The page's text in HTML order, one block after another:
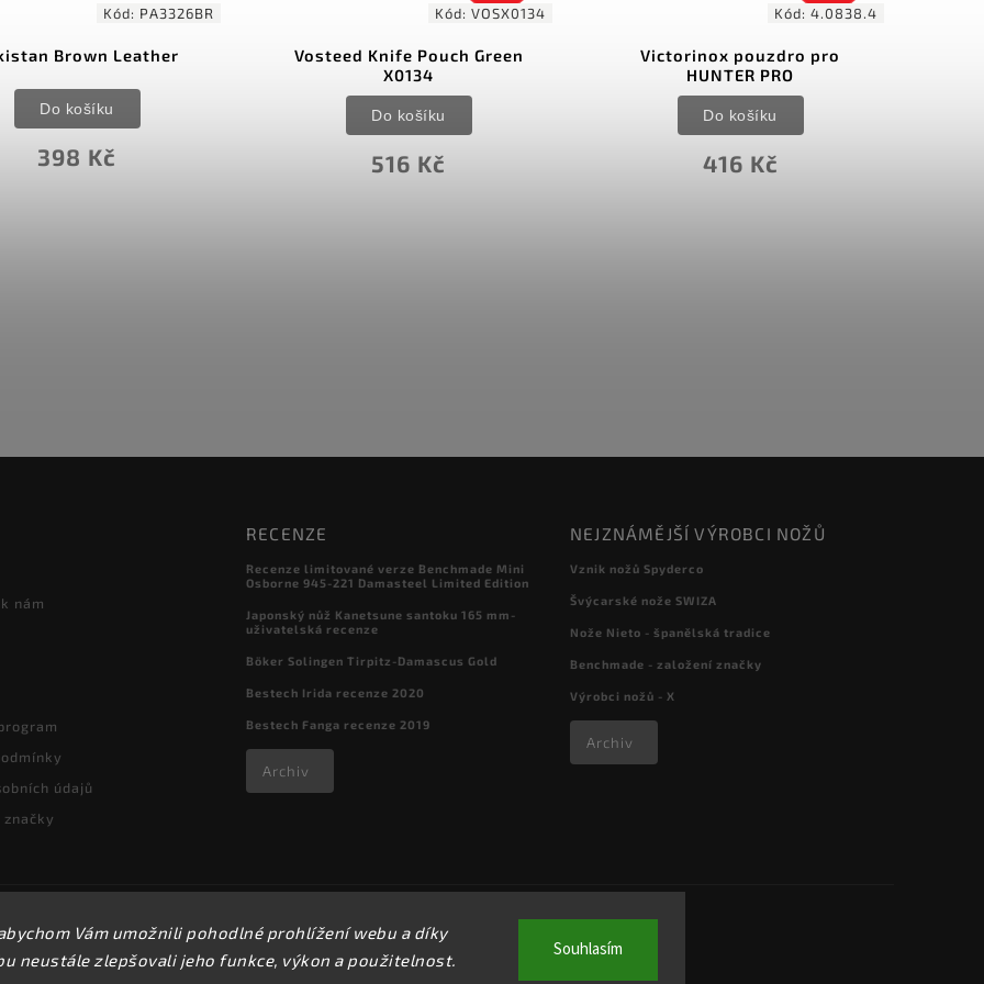
Vám umožnili pohodlné prohlížení webu a díky
neustále zlepšovali jeho funkce, výkon a použitelnost.
Souhlasím
Kód: PA3326BR
Brown Leather
398 Kč
Do košíku
Kód: VOSX0134
Vosteed Knife Pouch Green
X0134
516 Kč
Do košíku
Kód: 4.0838.4
Victorinox pouzdro pro
HUNTER PRO
416 Kč
Do košíku
nám
údajů
značky
RECENZE
Recenze limitované verze Benchmade Mini
Osborne 945-221 Damasteel Limited Edition
Japonský nůž Kanetsune santoku 165 mm-
uživatelská recenze
Böker Solingen Tirpitz-Damascus Gold
Bestech Irida recenze 2020
Bestech Fanga recenze 2019
Archiv
NEJZNÁMĚJŠÍ VÝROBCI NOŽŮ
Vznik nožů Spyderco
Švýcarské nože SWIZA
Nože Nieto - španělská tradice
Benchmade - založení značky
Výrobci nožů - X
Archiv
Copyright 2026kapesni-noze.cz . Všechna práva vyhrazena.
Upravit nastavení cookies